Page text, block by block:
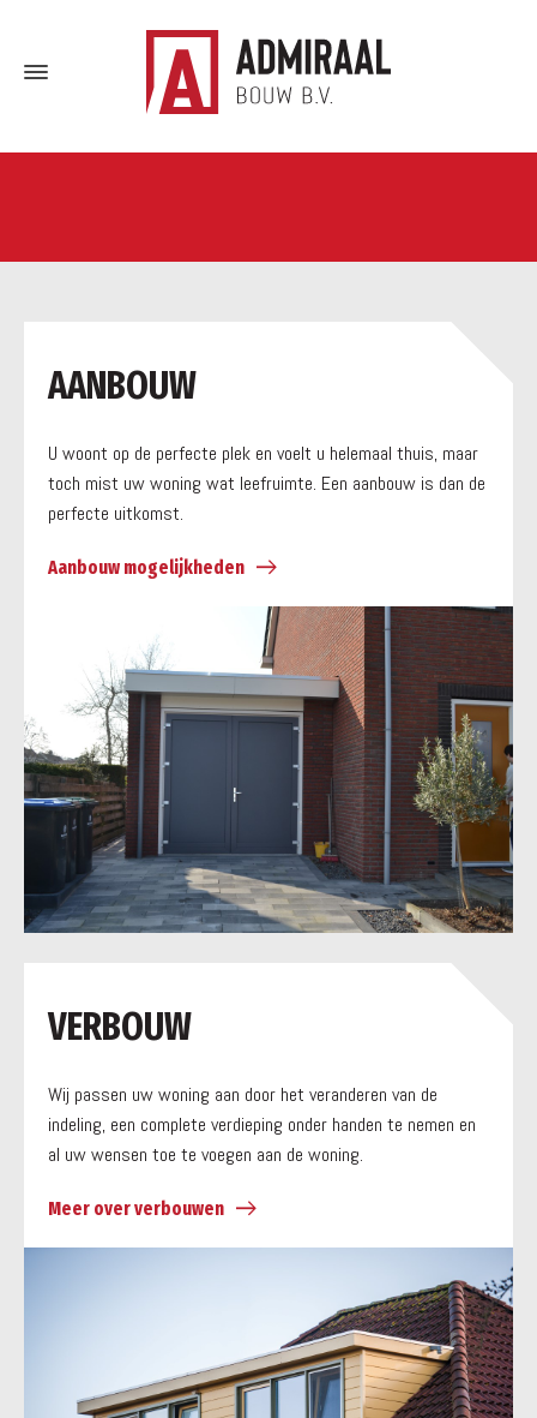
AANBOUW
U woont op de perfecte plek en voelt u helemaal thuis, maar
toch mist uw woning wat leefruimte. Een aanbouw is dan de
perfecte uitkomst.
Aanbouw mogelijkheden
VERBOUW
Wij passen uw woning aan door het veranderen van de
indeling, een complete verdieping onder handen te nemen en
al uw wensen toe te voegen aan de woning.
Meer over verbouwen